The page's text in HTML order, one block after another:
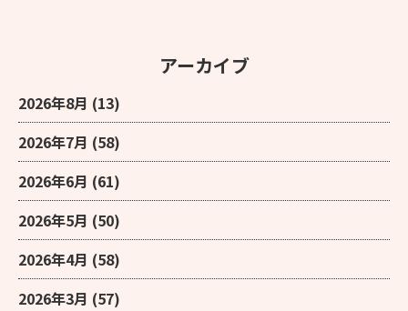
アーカイブ
2026年8月 (13)
2026年7月 (58)
2026年6月 (61)
2026年5月 (50)
2026年4月 (58)
2026年3月 (57)